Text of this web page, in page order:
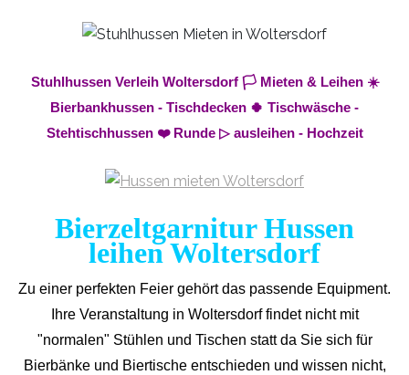
Stuhlhussen Verleih Woltersdorf 🏳️ Mieten & Leihen ☀️
Bierbankhussen - Tischdecken 🍀 Tischwäsche -
Stehtischhussen ❤️ Runde ▷ ausleihen - Hochzeit
Bierzeltgarnitur Hussen
leihen Woltersdorf
Zu einer perfekten Feier gehört das passende Equipment.
Ihre Veranstaltung in Woltersdorf findet nicht mit
"normalen" Stühlen und Tischen statt da Sie sich für
Bierbänke und Biertische entschieden und wissen nicht,